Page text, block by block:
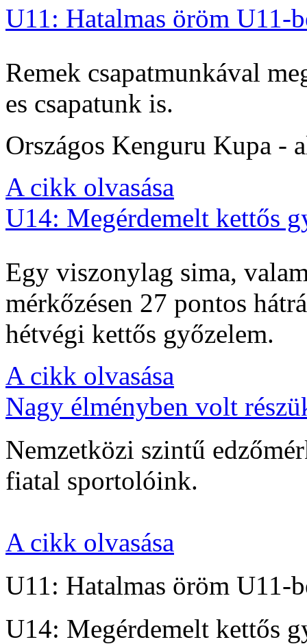
U11: Hatalmas öröm U11-
Remek csapatmunkával
es csapatunk is.
Országos Kenguru Kupa -
A cikk olvasása
U14: Megérdemelt kettős
Egy viszonylag sima,
mérkőzésen 27 pontos
hétvégi kettős győzelem.
A cikk olvasása
Nagy élményben volt
Nemzetközi szintű
fiatal sportolóink.
A cikk olvasása
U11: Hatalmas öröm U11-
U14: Megérdemelt kettős